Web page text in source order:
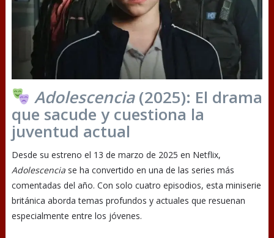
Adolescencia(2025): El drama
que sacude y cuestiona la
juventud actual
Desde su estreno el 13 de marzo de 2025 en Netflix,
Adolescenciase ha convertido en una de las series más
comentadas del año. Con solo cuatro episodios, esta miniserie
británica aborda temas profundos y actuales que resuenan
especialmente entre los jóvenes.